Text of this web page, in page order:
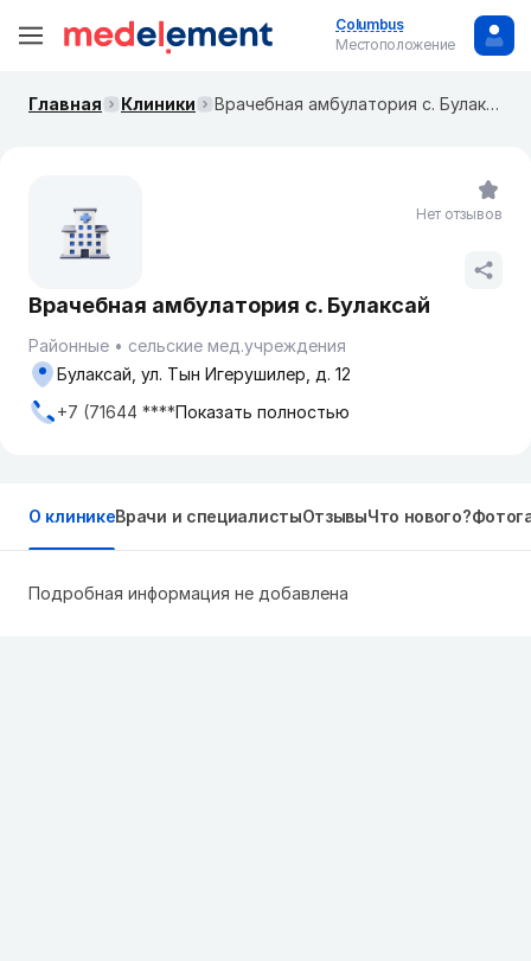
Columbus
Местоположение
Главная Клиники Врачебная амбулатория с. Булаксай
Врачебная амбулатория с. Булаксай
Районные
сельские мед.учреждения
Булаксай, ул. Тын Игерушилер, д. 12
+7 (71644 ****Показать полностью
Нет отзывов
О клиникеВрачи и специалистыОтзывыЧто нового?
Подробная информация не добавлена